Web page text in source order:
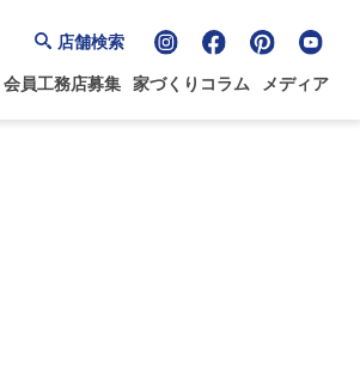
店舗検索
会員工務店募集 家づくりコラム メディア